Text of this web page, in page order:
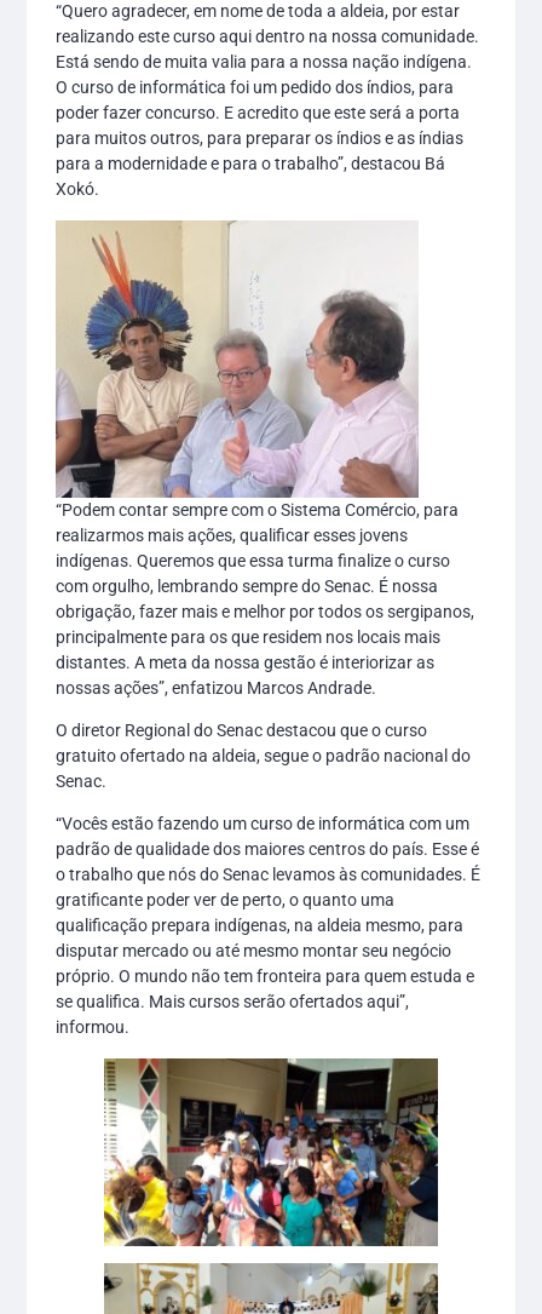
“Quero agradecer, em nome de toda a aldeia, por estar
realizando este curso aqui dentro na nossa comunidade.
Está sendo de muita valia para a nossa nação indígena.
O curso de informática foi um pedido dos índios, para
poder fazer concurso. E acredito que este será a porta
para muitos outros, para preparar os índios e as índias
para a modernidade e para o trabalho”, destacou Bá
Xokó.
“Podem contar sempre com o Sistema Comércio, para
realizarmos mais ações, qualificar esses jovens
indígenas. Queremos que essa turma finalize o curso
com orgulho, lembrando sempre do Senac. É nossa
obrigação, fazer mais e melhor por todos os sergipanos,
principalmente para os que residem nos locais mais
distantes. A meta da nossa gestão é interiorizar as
nossas ações”, enfatizou Marcos Andrade.
O diretor Regional do Senac destacou que o curso
gratuito ofertado na aldeia, segue o padrão nacional do
Senac.
“Vocês estão fazendo um curso de informática com um
padrão de qualidade dos maiores centros do país. Esse é
o trabalho que nós do Senac levamos às comunidades. É
gratificante poder ver de perto, o quanto uma
qualificação prepara indígenas, na aldeia mesmo, para
disputar mercado ou até mesmo montar seu negócio
próprio. O mundo não tem fronteira para quem estuda e
se qualifica. Mais cursos serão ofertados aqui”,
informou.